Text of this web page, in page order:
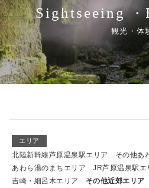
Sightseeing・
観光・体
エリア
北陸新幹線芦原温泉駅エリア
その他あ
あわら湯のまちエリア
JR芦原温泉駅エ
吉崎・細呂木エリア
その他近郊エリア